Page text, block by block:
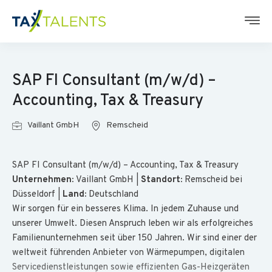
SAP FI Consultant (m/w/d) –
Accounting, Tax & Treasury
Vaillant GmbH Remscheid
SAP FI Consultant (m/w/d) – Accounting, Tax & Treasury
Unternehmen: Vaillant GmbH | Standort: Remscheid bei
Düsseldorf | Land: Deutschland
Wir sorgen für ein besseres Klima. In jedem Zuhause und
unserer Umwelt. Diesen Anspruch leben wir als erfolgreiches
Familienunternehmen seit über 150 Jahren. Wir sind einer der
weltweit führenden Anbieter von Wärmepumpen, digitalen
Servicedienstleistungen sowie effizienten Gas-Heizgeräten